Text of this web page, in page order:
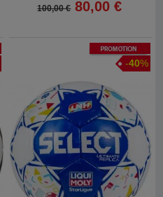
100,00 € 80,00 €
Promotion
-40%